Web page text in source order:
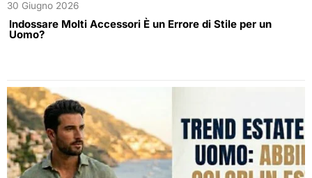
30 Giugno 2026
Indossare Molti Accessori È un Errore di Stile per un
Uomo?